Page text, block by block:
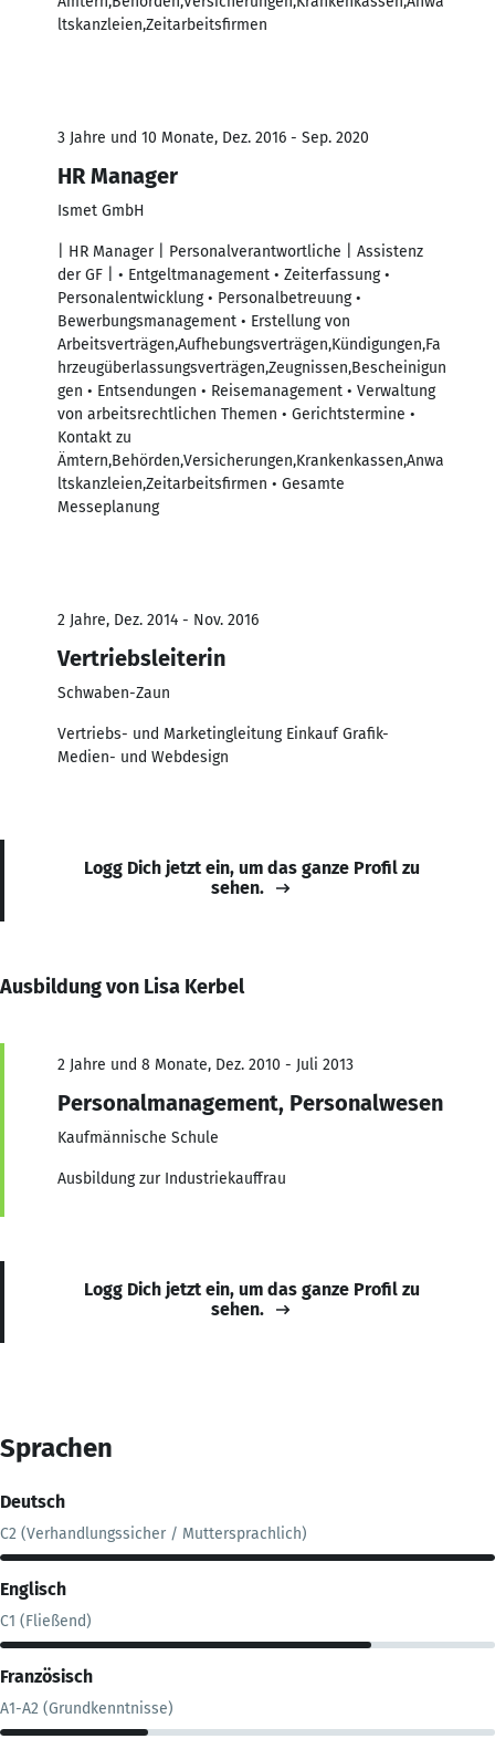
ltskanzleien,Zeitarbeitsfirmen
3 Jahre und 10 Monate, Dez. 2016 - Sep. 2020
HR Manager
Ismet GmbH
| HR Manager | Personalverantwortliche | Assistenz
der GF | • Entgeltmanagement • Zeiterfassung •
Personalentwicklung • Personalbetreuung •
Bewerbungsmanagement • Erstellung von
Arbeitsverträgen,Aufhebungsverträgen,Kündigungen,Fa
hrzeugüberlassungsverträgen,Zeugnissen,Bescheinigun
gen • Entsendungen • Reisemanagement • Verwaltung
von arbeitsrechtlichen Themen • Gerichtstermine •
Kontakt zu
Ämtern,Behörden,Versicherungen,Krankenkassen,Anwa
ltskanzleien,Zeitarbeitsfirmen • Gesamte
Messeplanung
2 Jahre, Dez. 2014 - Nov. 2016
Vertriebsleiterin
Schwaben-Zaun
Vertriebs- und Marketingleitung Einkauf Grafik-
Medien- und Webdesign
Logg Dich jetzt ein, um das ganze Profil zu
sehen.
Ausbildung von Lisa Kerbel
2 Jahre und 8 Monate, Dez. 2010 - Juli 2013
Personalmanagement, Personalwesen
Kaufmännische Schule
Ausbildung zur Industriekauffrau
Logg Dich jetzt ein, um das ganze Profil zu
sehen.
Sprachen
Deutsch
C2 (Verhandlungssicher / Muttersprachlich)
Englisch
C1 (Fließend)
Französisch
A1-A2 (Grundkenntnisse)